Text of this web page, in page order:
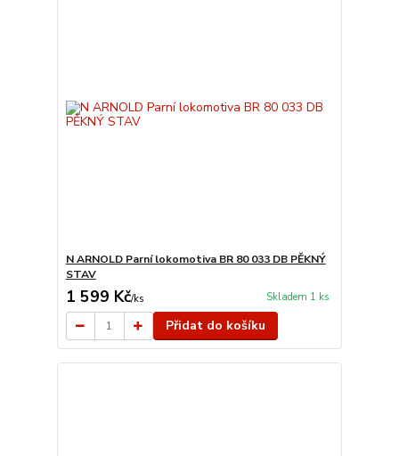
N ARNOLD Parní lokomotiva BR 80 033 DB PĚKNÝ
STAV
1 599 Kč/ks Skladem 1 ks
Přidat do košíku